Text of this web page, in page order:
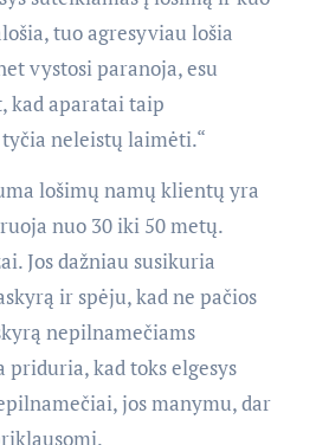
tuo agresyviau lošia
vystosi paranoja, esu
kad aparatai taip
neleistų laimėti.“
lošimų namų klientų yra
nuo 30 iki 50 metų.
Jos dažniau susikuria
ir spėju, kad ne pačios
nepilnamečiams
priduria, kad toks elgesys
jos manymu, dar